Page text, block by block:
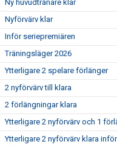
Ny huvudtränare klar
Nyförvärv klar
Inför seriepremiären
Träningsläger 2026
Ytterligare 2 spelare förlänger
2 nyförvärv till klara
2 förlängningar klara
Ytterligare 2 nyförvärv och 1
Ytterligare 2 nyförvärv klara